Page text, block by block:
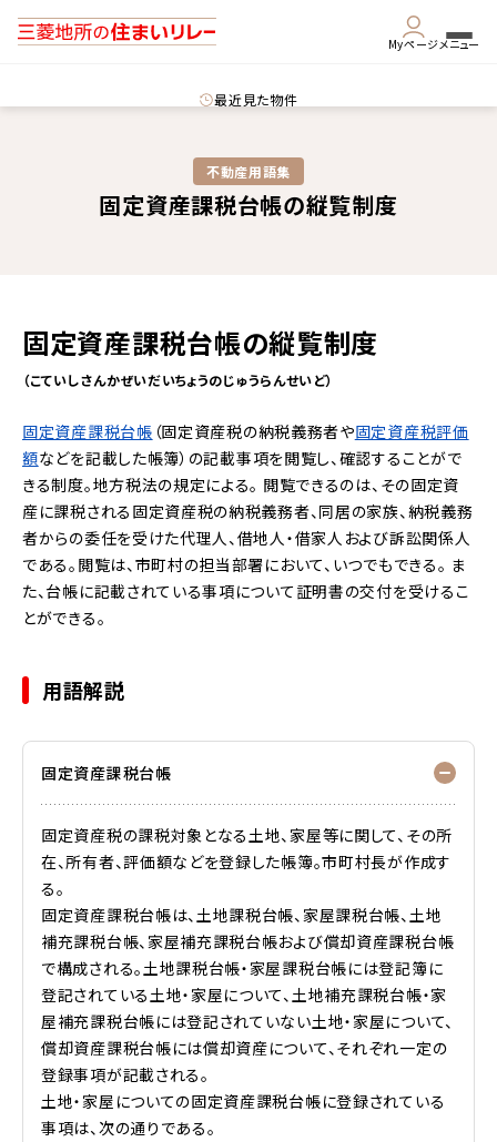
Myページメニュー
最近見た物件
不動産用語集​
固定資産課税台帳の縦覧制度
固定資産課税台帳の縦覧制度
（こていしさんかぜいだいちょうのじゅうらんせいど）
固定資産課税台帳 （固定資産税の納税義務者や固定資産税評価
額などを記載した帳簿）の記載事項を閲覧し、確認することがで
きる制度。地方税法の規定による。 閲覧できるのは、その固定資
産に課税される固定資産税の納税義務者、同居の家族、納税義務
者からの委任を受けた代理人、借地人・借家人および訴訟関係人
である。閲覧は、市町村の担当部署において、いつでもできる。 ま
た、台帳に記載されている事項について証明書の交付を受けるこ
とができる。
用語解説
固定資産課税台帳
固定資産税の課税対象となる土地、家屋等に関して、その所
在、所有者、評価額などを登録した帳簿。市町村長が作成す
る。
固定資産課税台帳は、土地課税台帳、家屋課税台帳、土地
補充課税台帳、家屋補充課税台帳および償却資産課税台帳
で構成される。土地課税台帳・家屋課税台帳には登記簿に
登記されている土地・家屋について、土地補充課税台帳・家
屋補充課税台帳には登記されていない土地・家屋について、
償却資産課税台帳には償却資産について、それぞれ一定の
登録事項が記載される。
土地・家屋についての固定資産課税台帳に登録されている
事項は、次の通りである。